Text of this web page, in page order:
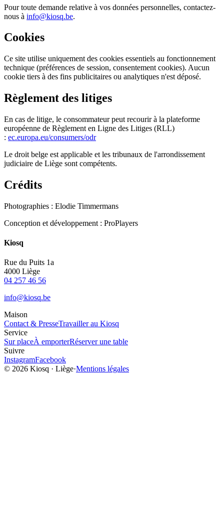
Pour toute demande relative à vos données personnelles, contactez-
nous à info@kiosq.be.
Cookies
Ce site utilise uniquement des cookies essentiels au fonctionnement
technique (préférences de session, consentement cookies). Aucun
cookie tiers à des fins publicitaires ou analytiques n'est déposé.
Règlement des litiges
En cas de litige, le consommateur peut recourir à la plateforme
européenne de Règlement en Ligne des Litiges (RLL)
: ec.europa.eu/consumers/odr
Le droit belge est applicable et les tribunaux de l'arrondissement
judiciaire de Liège sont compétents.
Crédits
Photographies : Elodie Timmermans
Conception et développement : ProPlayers
Kiosq
Rue du Puits 1a
4000 Liège
04 257 46 56
info@kiosq.be
Maison
Contact & PresseTravailler au Kiosq
Service
Sur placeÀ emporterRéserver une table
Suivre
InstagramFacebook
© 2026 Kiosq · Liège·Mentions légales